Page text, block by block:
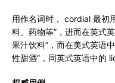
用作名词时， cordial 最初
料、药物等”，进而在英式
果汁饮料”，而在美式英语
性甜酒”，同英式英语中的